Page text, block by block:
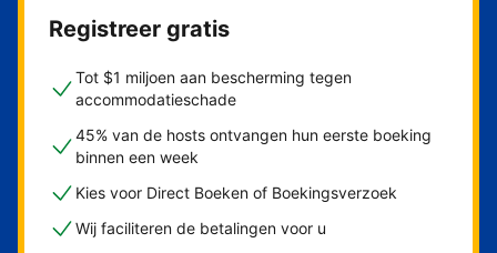
Registreer gratis
Tot $1 miljoen aan bescherming tegen
accommodatieschade
45% van de hosts ontvangen hun eerste boeking
binnen een week
Kies voor Direct Boeken of Boekingsverzoek
Wij faciliteren de betalingen voor u